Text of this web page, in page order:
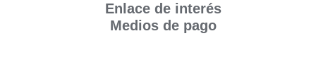
Enlace de interés
Medios de pago